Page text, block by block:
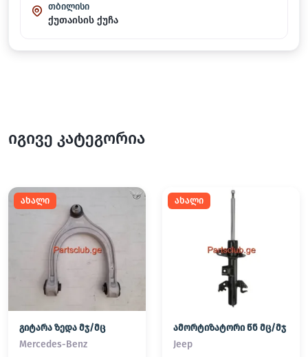
თბილისი
ქუთაისის ქუჩა
იგივე კატეგორია
ახალი
გიტარა ზედა მჯ/მც
Mercedes-Benz
ახალი
ამორტიზატორი წნ მც/მჯ
Jeep